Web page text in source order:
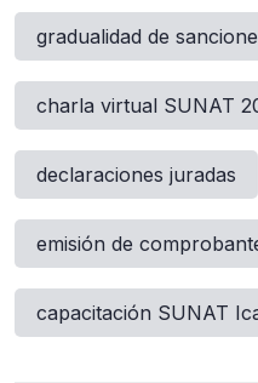
gradualidad de
charla virtual SUNAT
declaraciones juradas
emisión de
capacitación SUNAT